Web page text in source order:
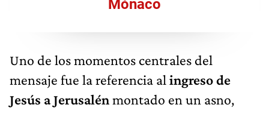
Mónaco
Uno de los momentos centrales del
mensaje fue la referencia al ingreso de
Jesús a Jerusalénmontado en un asno,